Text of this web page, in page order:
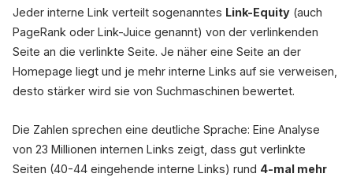
Produkt
Orphan
+ neue Links
Jeder interne Link verteilt sogenanntes Link-Equity (auch
PageRank oder Link-Juice genannt) von der verlinkenden
Seite an die verlinkte Seite. Je näher eine Seite an der
Homepage liegt und je mehr interne Links auf sie verweisen,
desto stärker wird sie von Suchmaschinen bewertet.
Die Zahlen sprechen eine deutliche Sprache: Eine Analyse
von 23 Millionen internen Links zeigt, dass gut verlinkte
Seiten (40-44 eingehende interne Links) rund 4-mal mehr